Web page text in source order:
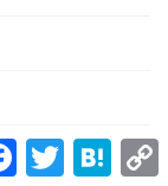
FacebookTwitter Hatena